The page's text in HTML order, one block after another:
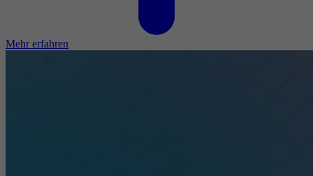
Mehr erfahren